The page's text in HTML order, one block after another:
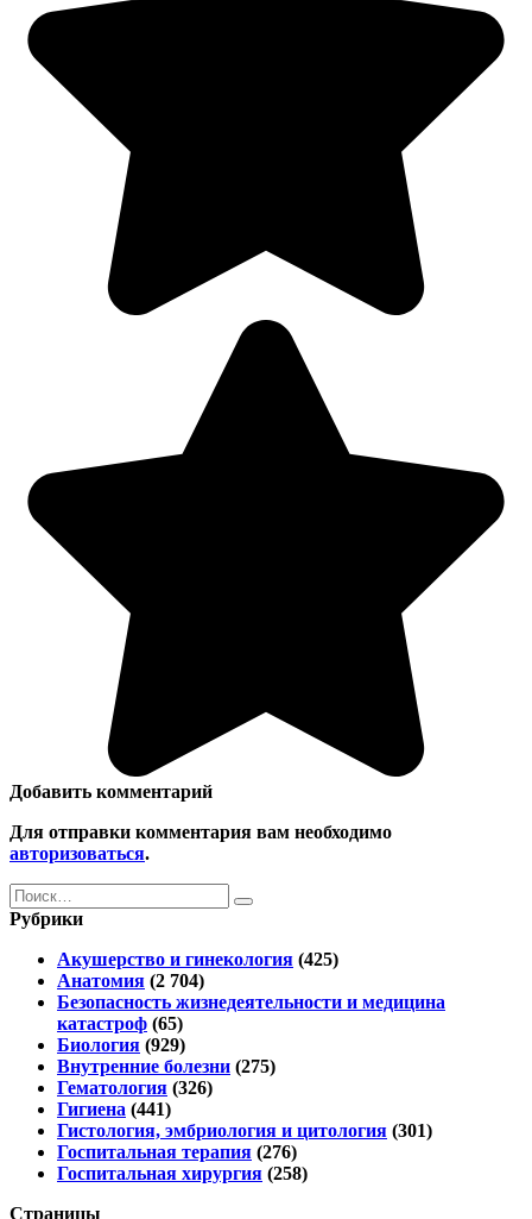
Добавить комментарий
Для отправки комментария вам необходимо
авторизоваться.
Search
for:
Рубрики
Акушерство и гинекология (425)
Анатомия (2 704)
Безопасность жизнедеятельности и медицина
катастроф (65)
Биология (929)
Внутренние болезни (275)
Гематология (326)
Гигиена (441)
Гистология, эмбриология и цитология (301)
Госпитальная терапия (276)
Госпитальная хирургия (258)
Страницы